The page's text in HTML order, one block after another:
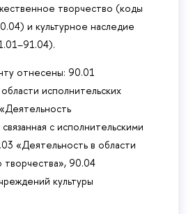
творчество (коды
и культурное наследие
отнесены: 90.01
исполнительских
с исполнительскими
«Деятельность в области
творчества», 90.04
культуры